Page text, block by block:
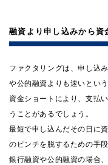
融資より申し込みから資
ファクタリングは、申し込
や公的融資よりも速いとい
資金ショートにより、支払
うことがあるでしょう。
最短で申し込んだその日に
のピンチを脱するための手段
銀行融資や公的融資の場合